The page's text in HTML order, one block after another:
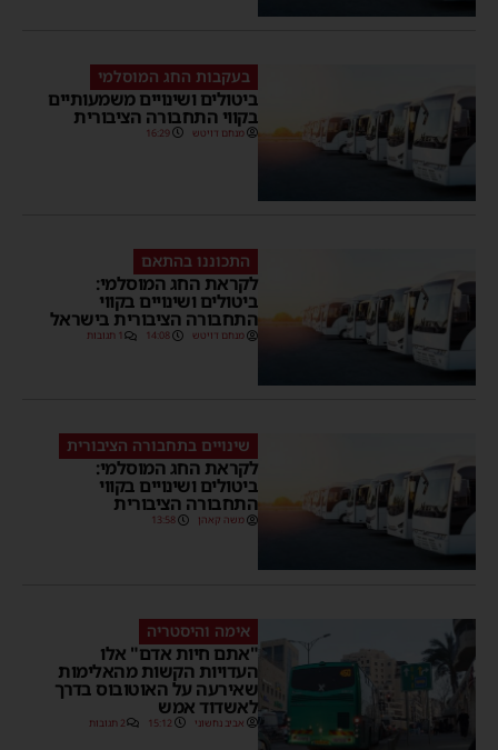
בעקבות החג המוסלמי
ביטולים ושינויים משמעותיים
בקווי התחבורה הציבורית
מנחם דויטש 16:29
התכוננו בהתאם
לקראת החג המוסלמי:
ביטולים ושינויים בקווי
התחבורה הציבורית בישראל
מנחם דויטש 14:08 1 תגובות
שינויים בתחבורה הציבורית
לקראת החג המוסלמי:
ביטולים ושינויים בקווי
התחבורה הציבורית
משה קאהן 13:58
אימה והיסטריה
"אתם חיות אדם" אלו
העדויות הקשות מהאלימות
שאירעה על האוטובוס בדרך
לאשדוד אמש
אביב נחשוני 15:12 2 תגובות